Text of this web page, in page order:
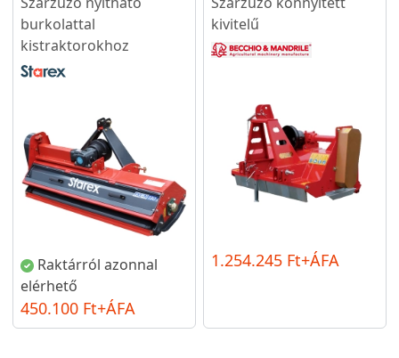
burkolattal
kistraktorokhoz
Raktárról azonnal
elérhető
450.100 Ft+ÁFA
kivitelű
1.254.245 Ft+ÁFA